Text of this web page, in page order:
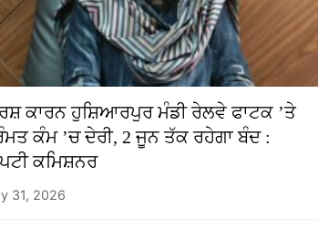
ਕਾਰਨ ਹੁਸ਼ਿਆਰਪੁਰ ਮੰਡੀ ਰੇਲਵੇ ਫਾਟਕ ’ਤੇ
ਕੰਮ ’ਚ ਦੇਰੀ, 2 ਜੂਨ ਤੱਕ ਰਹੇਗਾ ਬੰਦ :
ਕਮਿਸ਼ਨਰ
31, 2026